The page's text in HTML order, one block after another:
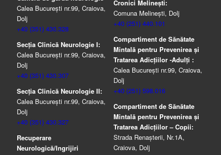
Calea București nr.99, Craiova,
Dolj
+40 (351) 430.328
Secția Clinică Neurologie I:
Calea București nr.99, Craiova,
Dolj
+40 (351) 430.307
Secția Clinică Neurologie II:
Calea București nr.99, Craiova,
Dolj
+40 (351) 430.327
Recuperare
Neurologică/Ingrijiri
Cronici Melinești:
Comuna Melinești, Dolj
+40 (251) 440.101
Compartiment de Sănătate
Mintală pentru Prevenirea şi
Tratarea Adicţiilor -Adulţi :
Calea București nr.99, Craiova,
Dolj
+40 (251) 598.016
Compartiment de Sănătate
Mintală pentru Prevenirea şi
Tratarea Adicţiilor – Copii:
Strada Renașterii, Nr.1A,
Craiova, Dolj